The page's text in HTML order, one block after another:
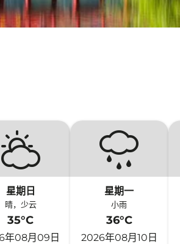
星期日
晴，少云
35°C
年08月09日
星期一
小雨
36°C
2026年08月10日